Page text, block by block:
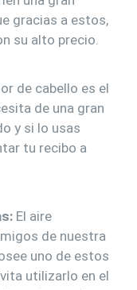
gracias a estos,
su alto precio.
de cabello es el
de una gran
y si lo usas
tu recibo a
El aire
de nuestra
uno de estos
utilizarlo en el